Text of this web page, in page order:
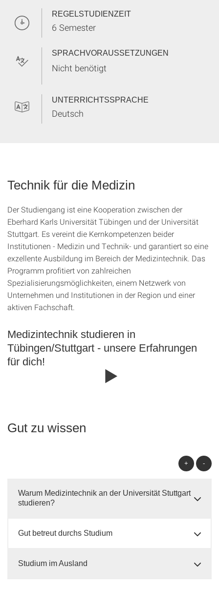
REGELSTUDIENZEIT
6 Semester
SPRACHVORAUSSETZUNGEN
Nicht benötigt
UNTERRICHTSSPRACHE
Deutsch
Technik für die Medizin
Der Studiengang ist eine Kooperation zwischen der
Eberhard Karls Universität Tübingen und der Universität
Stuttgart. Es vereint die Kernkompetenzen beider
Institutionen - Medizin und Technik- und garantiert so eine
exzellente Ausbildung im Bereich der Medizintechnik. Das
Programm profitiert von zahlreichen
Spezialisierungsmöglichkeiten, einem Netzwerk von
Unternehmen und Institutionen in der Region und einer
aktiven Fachschaft.
Medizintechnik studieren in
Tübingen/Stuttgart - unsere Erfahrungen
für dich!
Gut zu wissen
+ -
Warum Medizintechnik an der Universität Stuttgart
studieren?
Gut betreut durchs Studium
Studium im Ausland